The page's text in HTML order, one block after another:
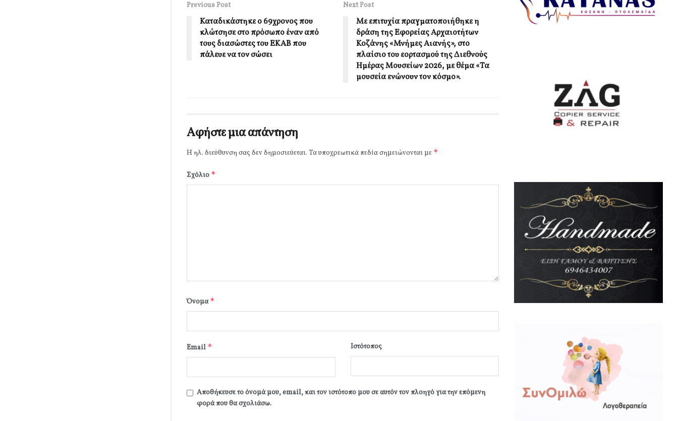
Previous Post
Καταδικάστηκε ο 69χρονος που
κλώτσησε στο πρόσωπο έναν από
τους διασώστες του ΕΚΑΒ που
πάλευε να τον σώσει
Next Post
Με επιτυχία πραγματοποιήθηκε η
δράση της Εφορείας Αρχαιοτήτων
Κοζάνης «Μνήμες Αιανής», στο
πλαίσιο του εορτασμού της Διεθνούς
Ημέρας Μουσείων 2026, με θέμα «Τα
μουσεία ενώνουν τον κόσμο».
Αφήστε μια απάντηση
Η ηλ. διεύθυνση σας δεν δημοσιεύεται. Τα υποχρεωτικά πεδία σημειώνονται με *
Σχόλιο *
Όνομα*
Email * Ιστότοπος
Αποθήκευσε το όνομά μου, email, και τον ιστότοπο μου σε αυτόν τον πλοηγό για την επόμενη
φορά που θα σχολιάσω.